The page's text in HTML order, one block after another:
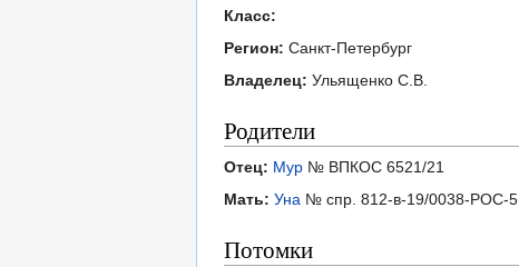
Класс:
Регион: Санкт-Петербург
Владелец: Ульященко С.В.
Родители
Отец: Мур № ВПКОС 6521/21
Мать: Уна № спр. 812-в-19/0038-РОС-5
Потомки